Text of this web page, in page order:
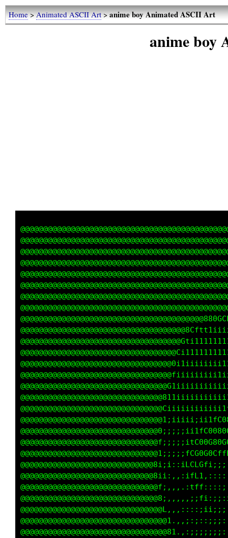
Home>Animated ASCII Art>anime boy Animated ASCII Art
anime boy